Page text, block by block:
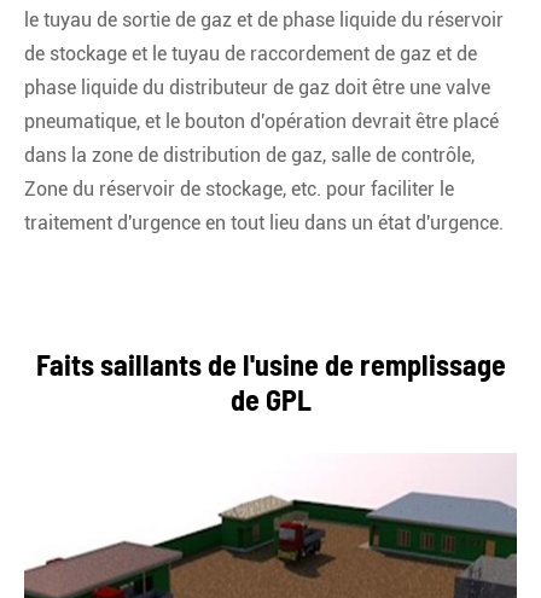
le tuyau de sortie de gaz et de phase liquide du réservoir
de stockage et le tuyau de raccordement de gaz et de
phase liquide du distributeur de gaz doit être une valve
pneumatique, et le bouton d'opération devrait être placé
dans la zone de distribution de gaz, salle de contrôle,
Zone du réservoir de stockage, etc. pour faciliter le
traitement d'urgence en tout lieu dans un état d'urgence.
Faits saillants de l'usine de remplissage
de GPL